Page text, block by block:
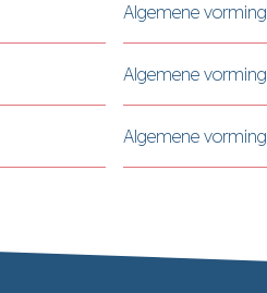
Algemene vorming
Algemene vorming
Algemene vorming